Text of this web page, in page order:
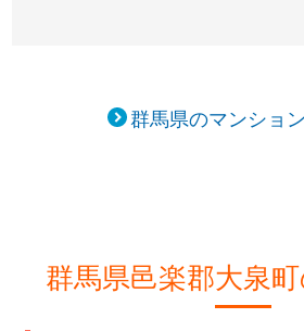
群馬県のマンショ
群馬県邑楽郡大泉